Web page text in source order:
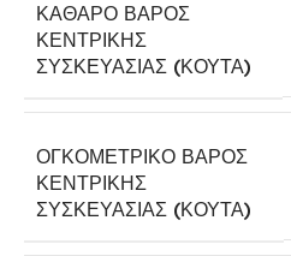
ΚΑΘΑΡΌ ΒΆΡΟΣ
ΚΕΝΤΡΙΚΉΣ
ΣΥΣΚΕΥΑΣΊΑΣ (ΚΟΎΤΑ)
ΟΓΚΟΜΕΤΡΙΚΌ ΒΆΡΟΣ
ΚΕΝΤΡΙΚΉΣ
ΣΥΣΚΕΥΑΣΊΑΣ (ΚΟΎΤΑ)